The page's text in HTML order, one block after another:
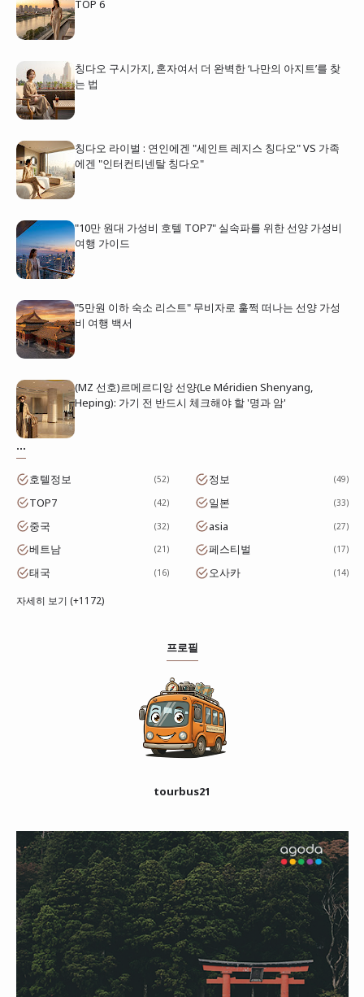
TOP 6
칭다오 구시가지, 혼자여서 더 완벽한 ‘나만의 아지트’를 찾
는 법
칭다오 라이벌 : 연인에겐 "세인트 레지스 칭다오" VS 가족
에겐 "인터컨티넨탈 칭다오"
"10만 원대 가성비 호텔 TOP7" 실속파를 위한 선양 가성비
여행 가이드
"5만원 이하 숙소 리스트" 무비자로 훌쩍 떠나는 선양 가성
비 여행 백서
(MZ 선호)르메르디앙 선양(Le Méridien Shenyang,
Heping): 가기 전 반드시 체크해야 할 '명과 암'
...
호텔정보 52 정보 49
TOP7 42 일본 33
중국 32 asia 27
베트남 21 페스티벌 17
태국 16 오사카 14
자세히 보기 (+1172)
프로필
tourbus21